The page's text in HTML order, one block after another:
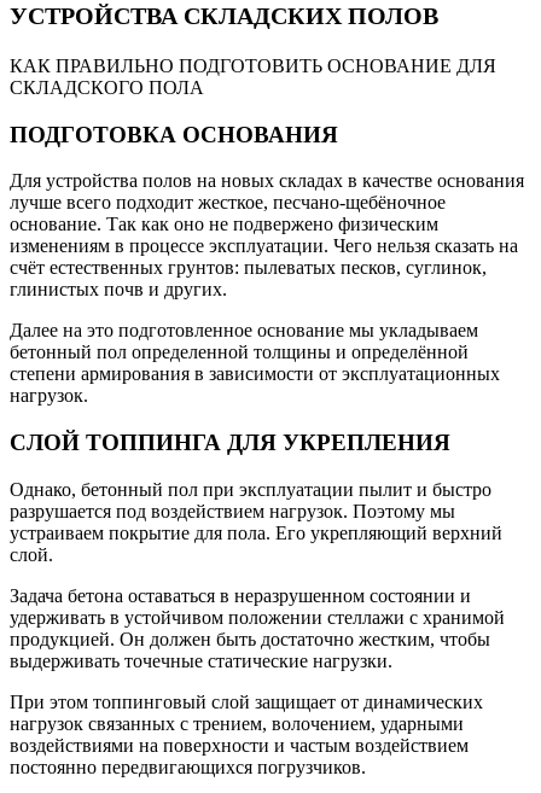
УСТРОЙСТВА СКЛАДСКИХ ПОЛОВ
КАК ПРАВИЛЬНО ПОДГОТОВИТЬ ОСНОВАНИЕ ДЛЯ
СКЛАДСКОГО ПОЛА
ПОДГОТОВКА ОСНОВАНИЯ
Для устройства полов на новых складах в качестве основания
лучше всего подходит жесткое, песчано-щебёночное
основание. Так как оно не подвержено физическим
изменениям в процессе эксплуатации. Чего нельзя сказать на
счёт естественных грунтов: пылеватых песков, суглинок,
глинистых почв и других.
Далее на это подготовленное основание мы укладываем
бетонный пол определенной толщины и определённой
степени армирования в зависимости от эксплуатационных
нагрузок.
СЛОЙ ТОППИНГА ДЛЯ УКРЕПЛЕНИЯ
Однако, бетонный пол при эксплуатации пылит и быстро
разрушается под воздействием нагрузок. Поэтому мы
устраиваем покрытие для пола. Его укрепляющий верхний
слой.
Задача бетона оставаться в неразрушенном состоянии и
удерживать в устойчивом положении стеллажи с хранимой
продукцией. Он должен быть достаточно жестким, чтобы
выдерживать точечные статические нагрузки.
При этом топпинговый слой защищает от динамических
нагрузок связанных с трением, волочением, ударными
воздействиями на поверхности и частым воздействием
постоянно передвигающихся погрузчиков.